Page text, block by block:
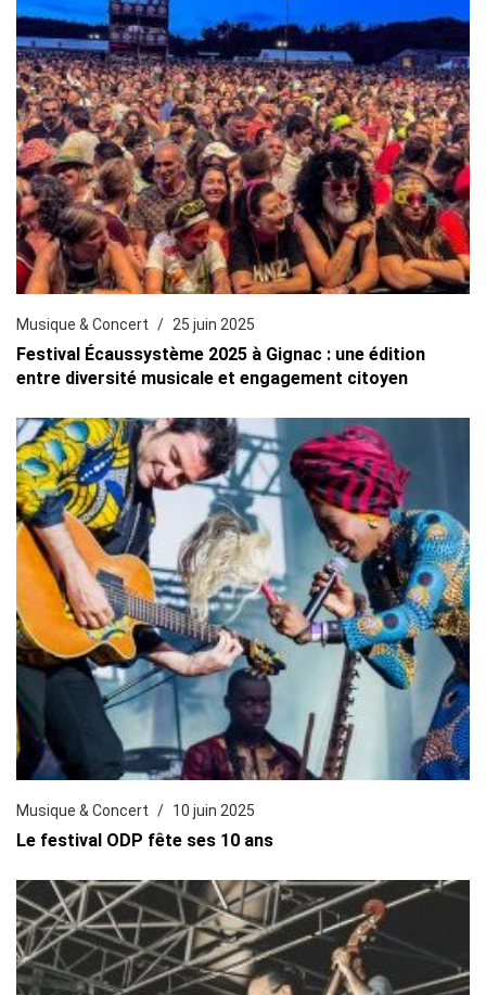
Musique & Concert 25 juin 2025
Festival Écaussystème 2025 à Gignac : une édition
entre diversité musicale et engagement citoyen
Musique & Concert 10 juin 2025
Le festival ODP fête ses 10 ans